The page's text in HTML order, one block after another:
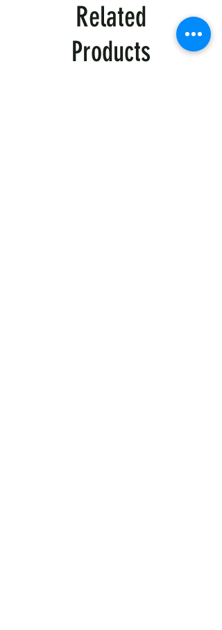
10+ шт. – 20% знижка
✔ Автоматична знижка в кошику.
✔ Додаткові знижки при замовленні від
✔ Можливість персонального
Related
Products